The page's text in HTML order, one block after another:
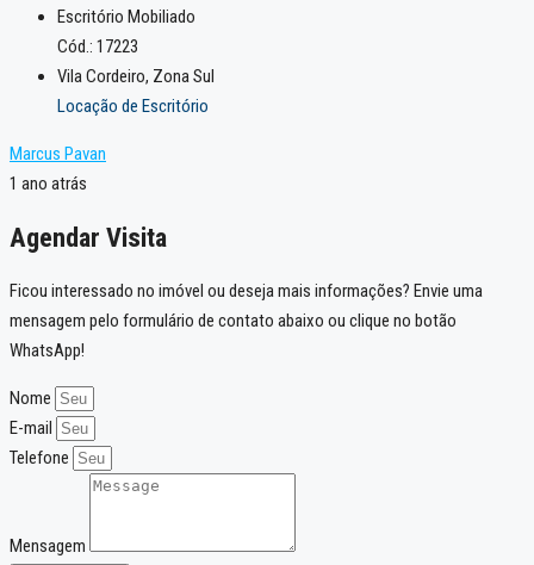
Escritório Mobiliado
Cód.: 17223
Vila Cordeiro, Zona Sul
Locação de Escritório
Marcus Pavan
1 ano atrás
Agendar Visita
Ficou interessado no imóvel ou deseja mais informações? Envie uma
mensagem pelo formulário de contato abaixo ou clique no botão
WhatsApp!
Nome
E-mail
Telefone
Mensagem